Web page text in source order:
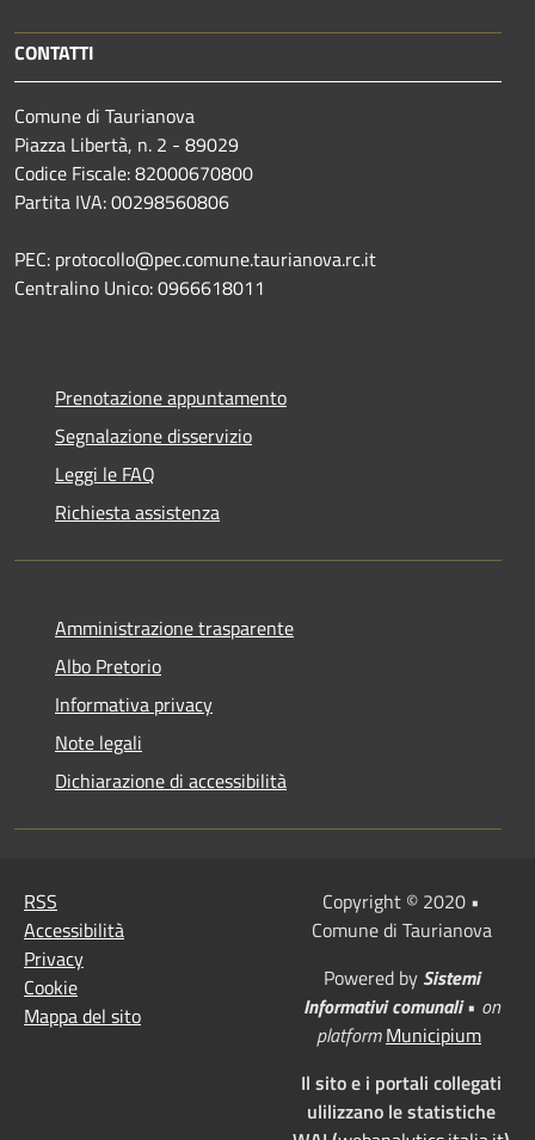
CONTATTI
Comune di Taurianova
Piazza Libertà, n. 2 - 89029
Codice Fiscale: 82000670800
Partita IVA: 00298560806
PEC: protocollo@pec.comune.taurianova.rc.it
Centralino Unico: 0966618011
Prenotazione appuntamento
Segnalazione disservizio
Leggi le FAQ
Richiesta assistenza
Amministrazione trasparente
Albo Pretorio
Informativa privacy
Note legali
Dichiarazione di accessibilità
RSS
Accessibilità
Privacy
Cookie
Mappa del sito
Copyright © 2020 •
Comune di Taurianova
Powered by Sistemi
Informativi comunali• on
platform Municipium
Il sito e i portali collegati
ulilizzano le statistiche